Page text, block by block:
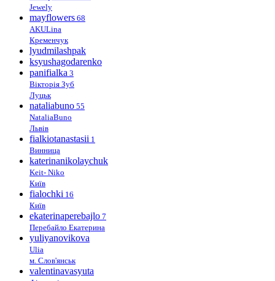
Jewely
mayflowers 68
AKULina
Кременчук
lyudmilashpak
ksyushagodarenko
panifialka 3
Вікторія Зуб
Луцьк
nataliabuno 55
NataliaBuno
Львів
fialkiotanastasii 1
Винница
katerinanikolaychuk
Keit- Niko
Київ
fialochki 16
Київ
ekaterinaperebajlo 7
Перебайло Екатерина
yuliyanovikova
Ulia
м. Слов'янськ
valentinavasyuta